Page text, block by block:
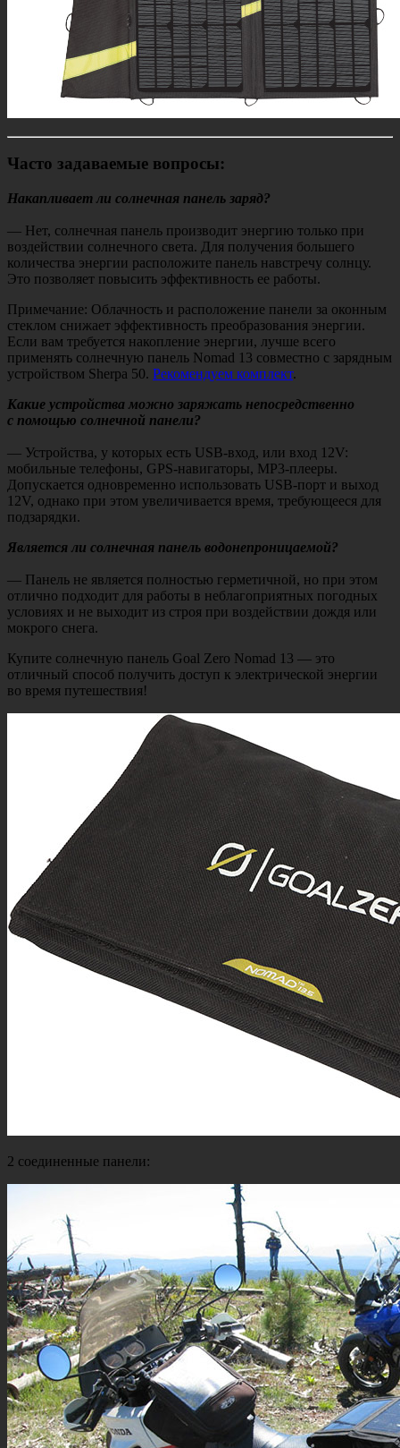
Часто задаваемые вопросы:
Накапливает ли солнечная панель заряд?
— Нет, солнечная панель производит энергию только при
воздействии солнечного света. Для получения большего
количества энергии расположите панель навстречу солнцу.
Это позволяет повысить эффективность ее работы.
Примечание: Облачность и расположение панели за оконным
стеклом снижает эффективность преобразования энергии.
Если вам требуется накопление энергии, лучше всего
применять солнечную панель Nomad 13 совместно с зарядным
устройством Sherpa 50. Рекомендуем комплект.
Какие устройства можно заряжать непосредственно
с помощью солнечной панели?
— Устройства, у которых есть USB-вход, или вход 12V:
мобильные телефоны, GPS-навигаторы, MP3-плееры.
Допускается одновременно использовать USB-порт и выход
12V, однако при этом увеличивается время, требующееся для
подзарядки.
Является ли солнечная панель водонепроницаемой?
— Панель не является полностью герметичной, но при этом
отлично подходит для работы в неблагоприятных погодных
условиях и не выходит из строя при воздействии дождя или
мокрого снега.
Купите солнечную панель Goal Zero Nomad 13 — это
отличный способ получить доступ к электрической энергии
во время путешествия!
2 соединенные панели: